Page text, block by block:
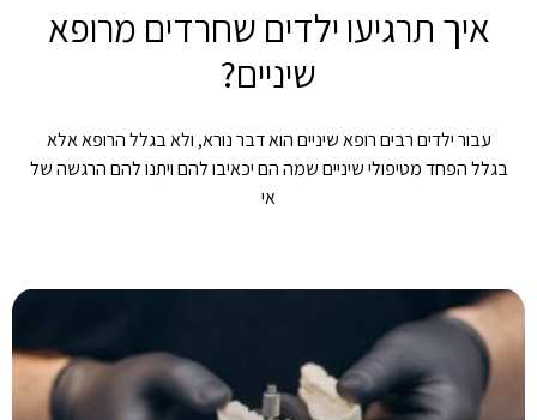
איך תרגיעו ילדים שחרדים מרופא
שיניים?
עבור ילדים רבים רופא שיניים הוא דבר נורא, ולא בגלל הרופא אלא
בגלל הפחד מטיפולי שיניים שמה הם יכאיבו להם ויתנו להם הרגשה של
אי